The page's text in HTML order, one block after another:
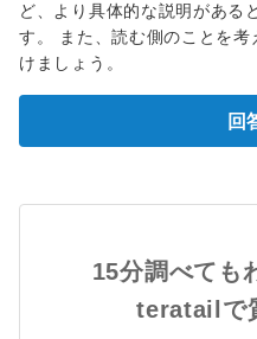
ど、より具体的な説明がある
す。 また、読む側のことを
けましょう。
回
15分調べても
teratailで